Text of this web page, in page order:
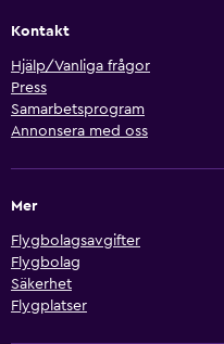
Kontakt
Hjälp/Vanliga frågor
Press
Samarbetsprogram
Annonsera med oss
Mer
Flygbolagsavgifter
Flygbolag
Säkerhet
Flygplatser